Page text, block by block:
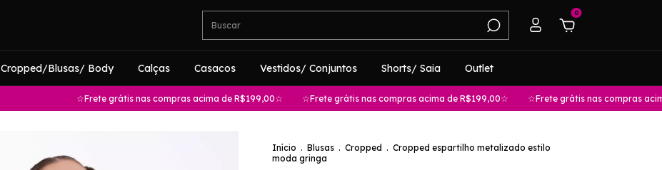
0
Cropped/Blusas/ Body Calças Casacos Vestidos/ Conjuntos Shorts/ Saia Outlet
☆Frete grátis nas compras acima de R$199,00☆ ☆Frete grátis nas compras acima de R$199,00☆ ☆Frete grátis nas compras acima de
Início . Blusas . Cropped . Cropped espartilho metalizado estilo
moda gringa